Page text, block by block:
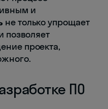
и
не только упрощает
позволяет
проекта,
ПО